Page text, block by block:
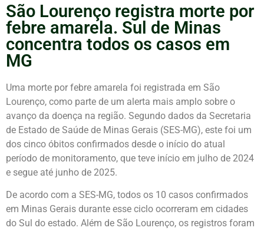
São Lourenço registra morte por
febre amarela. Sul de Minas
concentra todos os casos em
MG
Uma morte por febre amarela foi registrada em São
Lourenço, como parte de um alerta mais amplo sobre o
avanço da doença na região. Segundo dados da Secretaria
de Estado de Saúde de Minas Gerais (SES-MG), este foi um
dos cinco óbitos confirmados desde o início do atual
período de monitoramento, que teve início em julho de 2024
e segue até junho de 2025.
De acordo com a SES-MG, todos os 10 casos confirmados
em Minas Gerais durante esse ciclo ocorreram em cidades
do Sul do estado. Além de São Lourenço, os registros foram